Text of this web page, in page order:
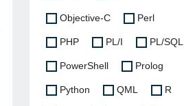
Objective-C Perl
PHP PL/I PL/SQL
PowerShell Prolog
Python QML R